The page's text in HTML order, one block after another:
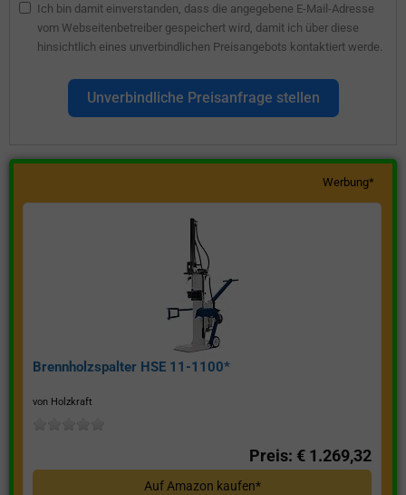
Ich bin damit einverstanden, dass die angegebene E-Mail-Adresse
vom Webseitenbetreiber gespeichert wird, damit ich über diese
hinsichtlich eines unverbindlichen Preisangebots kontaktiert werde.
Unverbindliche Preisanfrage stellen
Werbung*
Brennholzspalter HSE 11-1100*
von Holzkraft
Preis: € 1.269,32
Auf Amazon kaufen*